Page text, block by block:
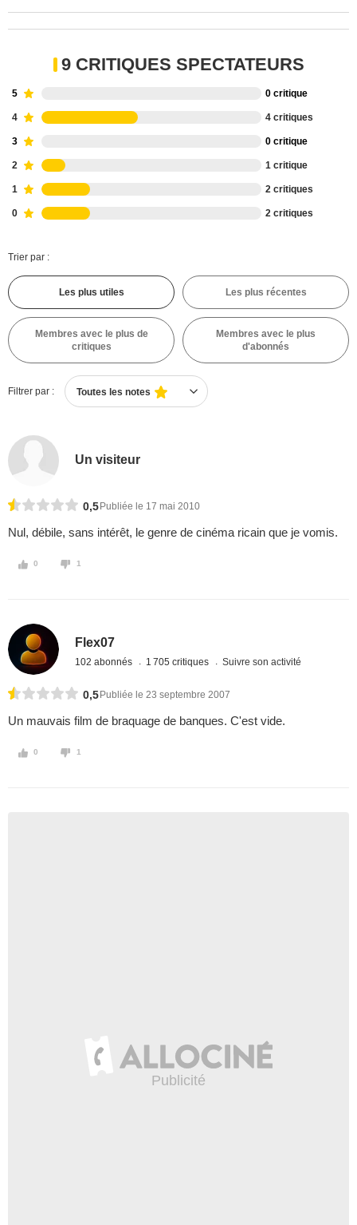
9 CRITIQUES SPECTATEURS
5 0 critique
4 4 critiques
3 0 critique
2 1 critique
1 2 critiques
0 2 critiques
Trier par :
Les plus utiles Les plus récentes
Membres avec le plus de
critiques
Membres avec le plus
d'abonnés
Filtrer par : Toutes les notes
Un visiteur
0,5 Publiée le 17 mai 2010
Nul, débile, sans intérêt, le genre de cinéma ricain que je vomis.
0 1
Flex07
102 abonnés 1 705 critiques Suivre son activité
0,5 Publiée le 23 septembre 2007
Un mauvais film de braquage de banques. C'est vide.
0 1